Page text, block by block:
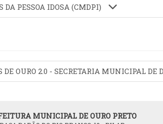
PESSOA IDOSA (CMDPI)
DE OURO 2.0 - SECRETARIA MUNICIPAL
MUNICIPAL DE OURO PRETO